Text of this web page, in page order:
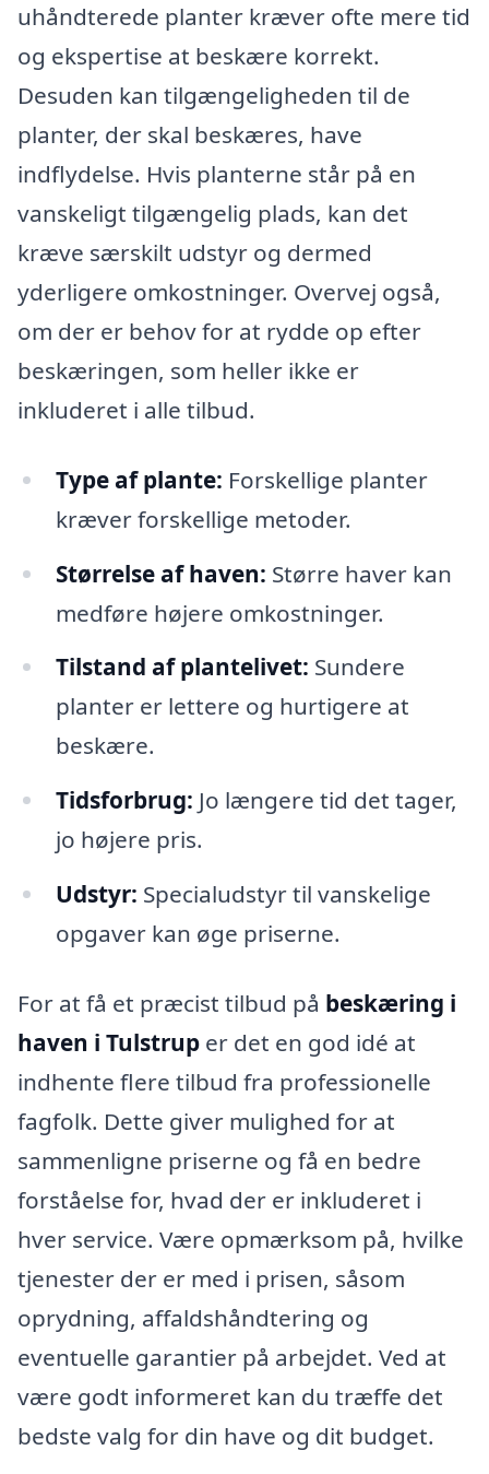
uhåndterede planter kræver ofte mere tid
og ekspertise at beskære korrekt.
Desuden kan tilgængeligheden til de
planter, der skal beskæres, have
indflydelse. Hvis planterne står på en
vanskeligt tilgængelig plads, kan det
kræve særskilt udstyr og dermed
yderligere omkostninger. Overvej også,
om der er behov for at rydde op efter
beskæringen, som heller ikke er
inkluderet i alle tilbud.
Type af plante: Forskellige planter
kræver forskellige metoder.
Størrelse af haven: Større haver kan
medføre højere omkostninger.
Tilstand af plantelivet: Sundere
planter er lettere og hurtigere at
beskære.
Tidsforbrug: Jo længere tid det tager,
jo højere pris.
Udstyr: Specialudstyr til vanskelige
opgaver kan øge priserne.
For at få et præcist tilbud på beskæring i
haven i Tulstrup er det en god idé at
indhente flere tilbud fra professionelle
fagfolk. Dette giver mulighed for at
sammenligne priserne og få en bedre
forståelse for, hvad der er inkluderet i
hver service. Være opmærksom på, hvilke
tjenester der er med i prisen, såsom
oprydning, affaldshåndtering og
eventuelle garantier på arbejdet. Ved at
være godt informeret kan du træffe det
bedste valg for din have og dit budget.